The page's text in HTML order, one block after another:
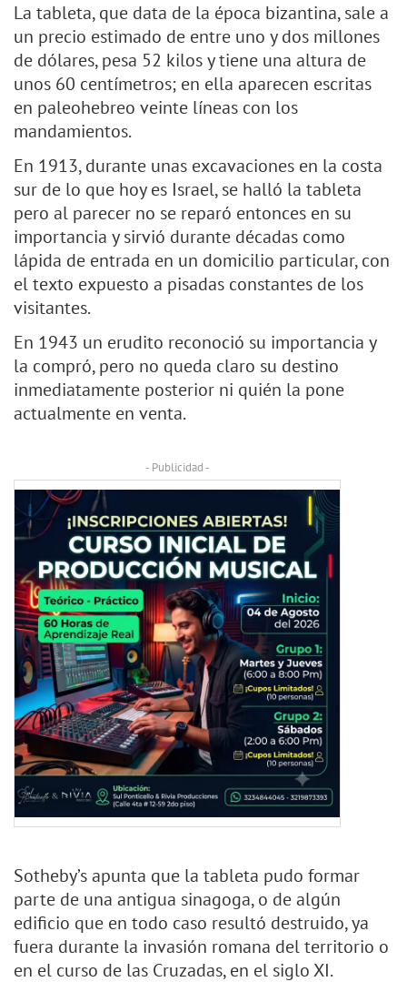
La tableta, que data de la época bizantina, sale a
un precio estimado de entre uno y dos millones
de dólares, pesa 52 kilos y tiene una altura de
unos 60 centímetros; en ella aparecen escritas
en paleohebreo veinte líneas con los
mandamientos.
En 1913, durante unas excavaciones en la costa
sur de lo que hoy es Israel, se halló la tableta
pero al parecer no se reparó entonces en su
importancia y sirvió durante décadas como
lápida de entrada en un domicilio particular, con
el texto expuesto a pisadas constantes de los
visitantes.
En 1943 un erudito reconoció su importancia y
la compró, pero no queda claro su destino
inmediatamente posterior ni quién la pone
actualmente en venta.
- Publicidad -
Sotheby’s apunta que la tableta pudo formar
parte de una antigua sinagoga, o de algún
edificio que en todo caso resultó destruido, ya
fuera durante la invasión romana del territorio o
en el curso de las Cruzadas, en el siglo XI.